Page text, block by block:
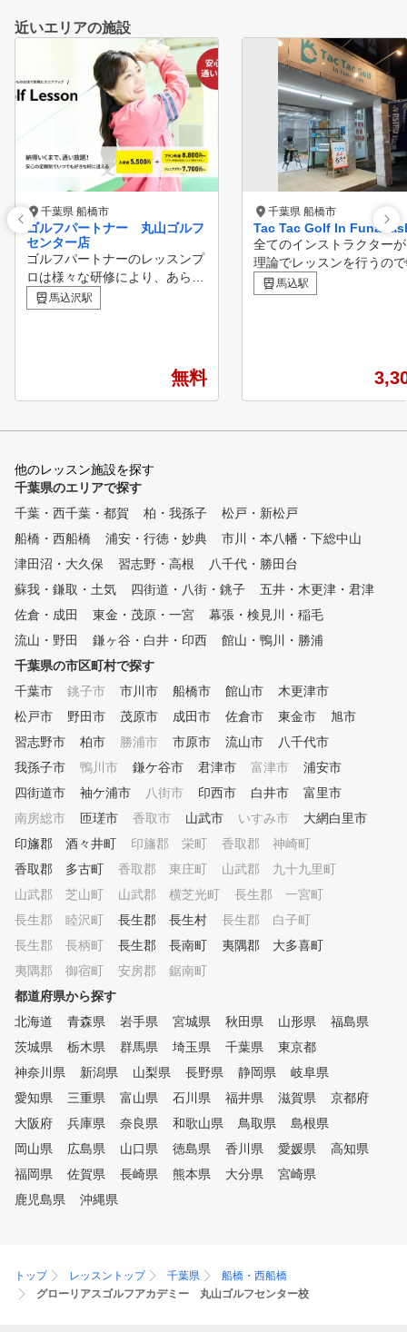
近いエリアの施設
千葉県 船橋市
ゴルフパートナー 丸山ゴルフ
センター店
ゴルフパートナーのレッスンプ
ロは様々な研修により、あらゆ
る方面から生徒様の上達をサポ
ートしています！ ビギナーか
POINT１ 診断・カルテ作成
弾道測定器・シミュレーターを
用いて、現状把握を行う事で、
ロは最新のスイング理論を元に
、お客様のスイングに合った最
適のスイング理論をご提案する
ことで上達をサポートします。
■POINT３ クラブフィッティ
ング 現在のクラブが合ってい
るか、レッスンプロがチェック
プに向けて使うべきクラブも合
わせてご提案いたします。 ■P
OINT４ 筋力・柔軟性 ゴルフ
に必要な筋力は他のスポーツと
異なって限られています。ご自
宅でも簡単にできるトレーニン
す。 ■POINT５ コースマネジ
メント ほとんどのゴルファー
がこの部分でスコアをロスして
います。スコアアップに重要な
コースマネジメントやメンタル
トレーニング含めてレッスンい
馬込沢駅
無料
千葉県 船橋市
Tac Tac Golf In
全てのインストラクター
理論でレッスンを行うの
れすることがなく、毎回
を作成し、個人個人の目
までわかりやすい練習ド
取り入れ、より早い上達
馬込駅
他のレッスン施設を探す
千葉県のエリアで探す
千葉・西千葉・都賀
柏・我孫子
松戸・新松戸
船橋・西船橋
浦安・行徳・妙典
市川・本八幡・下総中山
津田沼・大久保
習志野・高根
八千代・勝田台
蘇我・鎌取・土気
四街道・八街・銚子
五井・木更津・君津
佐倉・成田
東金・茂原・一宮
幕張・検見川・稲毛
流山・野田
鎌ヶ谷・白井・印西
館山・鴨川・勝浦
千葉県の市区町村で探す
千葉市
銚子市 市川市 船橋市 館山市
木更津市
松戸市
野田市 茂原市 成田市 佐倉市 東金市
旭市
習志野市
柏市 勝浦市 市原市 流山市
八千代市
我孫子市
鴨川市 鎌ケ谷市 君津市 富津市
浦安市
四街道市
袖ケ浦市 八街市 印西市 白井市
富里市
南房総市
匝瑳市 香取市 山武市 いすみ市
大網白里市
印旛郡 酒々井町
印旛郡 栄町
香取郡 神崎町
香取郡 多古町
香取郡 東庄町
山武郡 九十九里町
山武郡 芝山町
山武郡 横芝光町
長生郡 一宮町
長生郡 睦沢町
長生郡 長生村
長生郡 白子町
長生郡 長柄町
長生郡 長南町
夷隅郡 大多喜町
夷隅郡 御宿町
安房郡 鋸南町
都道府県から探す
北海道
青森県 岩手県 宮城県 秋田県 山形県
福島県
茨城県
栃木県 群馬県 埼玉県 千葉県
東京都
神奈川県
新潟県 山梨県 長野県 静岡県
岐阜県
愛知県
三重県 富山県 石川県 福井県 滋賀県
京都府
大阪府
兵庫県 奈良県 和歌山県 鳥取県
島根県
岡山県
広島県 山口県 徳島県 香川県 愛媛県
高知県
福岡県
佐賀県 長崎県 熊本県 大分県
宮崎県
鹿児島県
沖縄県
トップ レッスントップ 千葉県
船橋・西船橋
グローリアスゴルフアカデミー 丸山ゴルフセンター校